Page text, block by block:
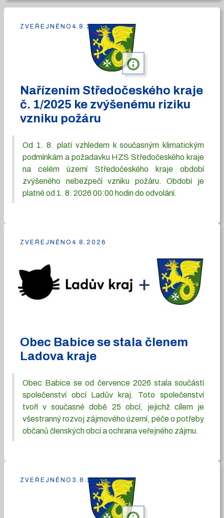
info
Nařízením Středočeského kraje
č. 1/2025 ke zvýšenému riziku
vzniku požáru
Od 1. 8. platí vzhledem k současným klimatickým
podmínkám a požadavku HZS Středočeského kraje
na celém území Středočeského kraje období
zvýšeného nebezpečí vzniku požáru. Období je
platné od 1. 8. 2026 00:00 hodin do odvolání.
ZVEŘEJNĚNO 4.8.2026
Obec Babice se stala členem
Ladova kraje
Obec Babice se od července 2026 stala součástí
společenství obcí Ladův kraj. Toto společenství
tvoří v současné době 25 obcí, jejichž cílem je
všestranný rozvoj zájmového území, péče o potřeby
občanů členských obcí a ochrana veřejného zájmu.
ZVEŘEJNĚNO 4.8.2026
ZVEŘEJNĚNO 3.8.2026